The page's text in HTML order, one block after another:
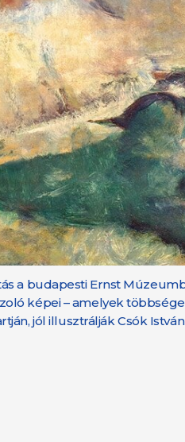
a budapesti Ernst
képei – amelyek
jól illusztrálják Csók